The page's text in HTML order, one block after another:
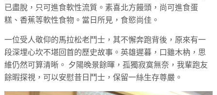
已盡脫，只可進食軟性流質。素喜北方饅頭，尚可進食蛋
糕、香蕉等軟性食物。當日所見，食慾尚佳。
一位受人敬仰的馬拉松老鬥士，其不懈奔跑背後，原來有一
段深埋心坎不堪回首的歷史故事。英雄遲暮，口雖木枘，思
維仍然可算清晰。 夕陽晚景餘暉，孤獨寂寞無奈，我輩跑友
餘暇探視，可以安慰昔日鬥士，保留一絲生存尊嚴。